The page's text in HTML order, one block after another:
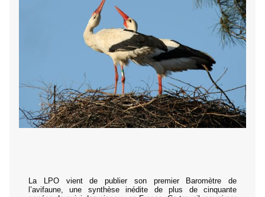
La LPO vient de publier son premier Baromètre de
l’avifaune, une synthèse inédite de plus de cinquante